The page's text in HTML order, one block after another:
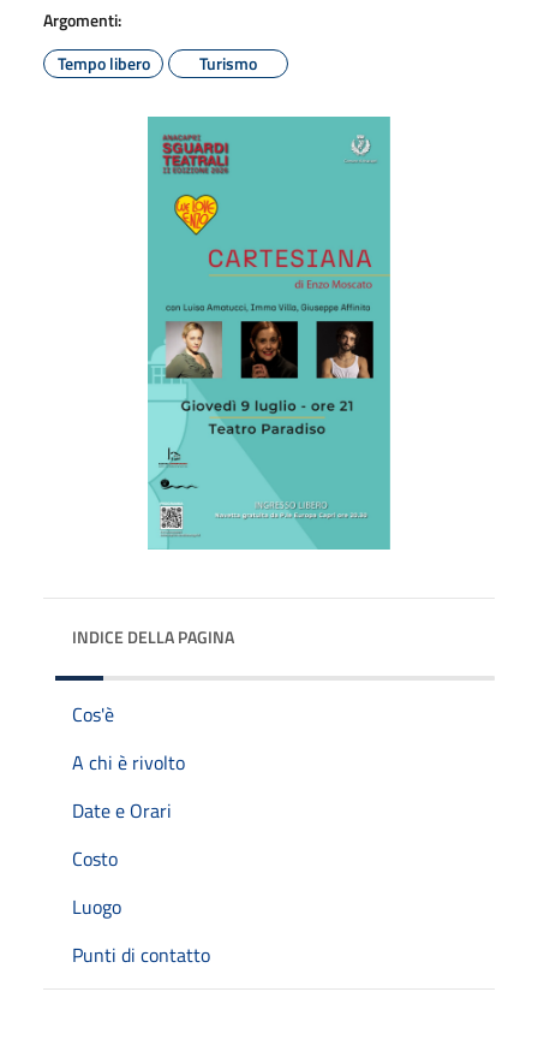
Argomenti:
Tempo libero
Turismo
INDICE DELLA PAGINA
Cos'è
A chi è rivolto
Date e Orari
Costo
Luogo
Punti di contatto